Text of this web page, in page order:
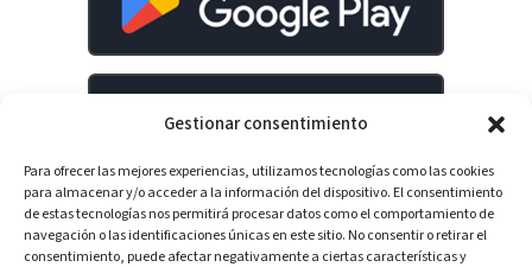
Gestionar consentimiento
Para ofrecer las mejores experiencias, utilizamos tecnologías como las cookies
para almacenar y/o acceder a la información del dispositivo. El consentimiento
de estas tecnologías nos permitirá procesar datos como el comportamiento de
navegación o las identificaciones únicas en este sitio. No consentir o retirar el
consentimiento, puede afectar negativamente a ciertas características y